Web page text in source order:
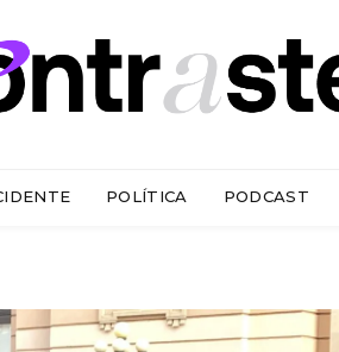
POLÍTICA PODCAST